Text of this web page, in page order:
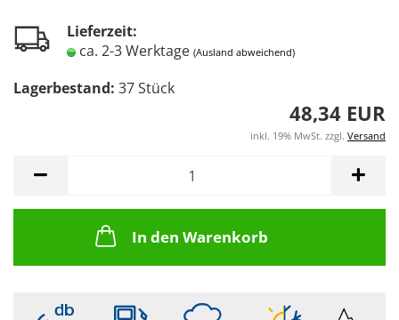
Lieferzeit:
ca. 2-3 Werktage (Ausland abweichend)
Lagerbestand: 37Stück
48,34 EUR
inkl. 19% MwSt. zzgl. Versand
In den Warenkorb